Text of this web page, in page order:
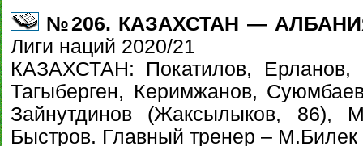
№206. КАЗАХСТАН —
Лиги наций 2020/21
КАЗАХСТАН: Покатилов, Ерланов,
Тагыберген, Керимжанов,
Зайнутдинов (Жаксылыков, 86),
Быстров. Главный тренер – М.Билек